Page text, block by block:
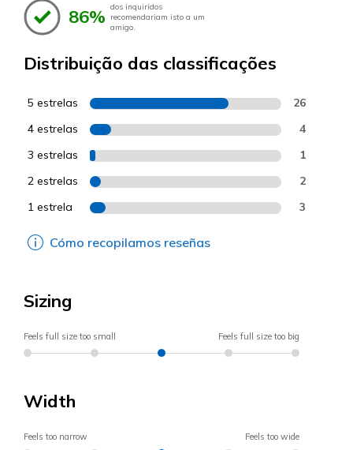
86% dos inquiridos
recomendariam isto a um
amigo.
Distribuição das classificações
5 estrelas 26
4 estrelas 4
3 estrelas 1
2 estrelas 2
1 estrela 3
Cómo recopilamos reseñas
Sizing
Feels full size too small Feels full size too big
Width
Feels too narrow Feels too wide